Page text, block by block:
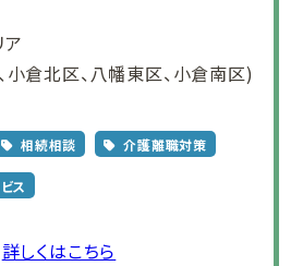
倉北区、八幡東区、小倉南区)
相続相談 介護離職対策
ス
詳しくはこちら